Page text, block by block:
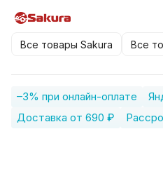
Все товары Sakura Все
–3% при онлайн-оплате
Доставка от 690 ₽